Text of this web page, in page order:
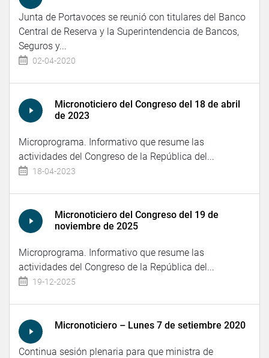
Junta de Portavoces se reunió con titulares del Banco
Central de Reserva y la Superintendencia de Bancos,
Seguros y...
02-04-2020
Micronoticiero del Congreso del 18 de abril
de 2023
Microprograma. Informativo que resume las
actividades del Congreso de la República del...
18-04-2023
Micronoticiero del Congreso del 19 de
noviembre de 2025
Microprograma. Informativo que resume las
actividades del Congreso de la República del...
19-12-2025
Micronoticiero – Lunes 7 de setiembre 2020
Continua sesión plenaria para que ministra de